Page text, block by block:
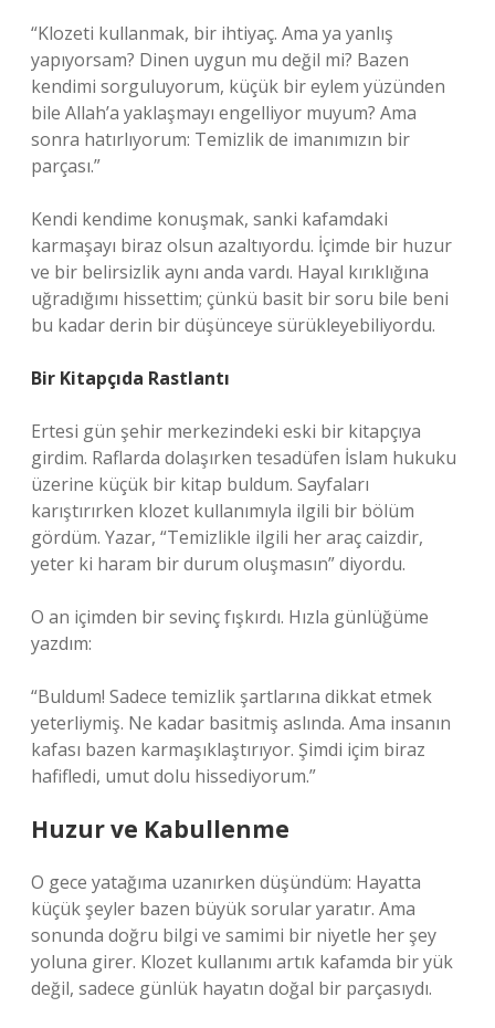
“Klozeti kullanmak, bir ihtiyaç. Ama ya yanlış
yapıyorsam? Dinen uygun mu değil mi? Bazen
kendimi sorguluyorum, küçük bir eylem yüzünden
bile Allah’a yaklaşmayı engelliyor muyum? Ama
sonra hatırlıyorum: Temizlik de imanımızın bir
parçası.”
Kendi kendime konuşmak, sanki kafamdaki
karmaşayı biraz olsun azaltıyordu. İçimde bir huzur
ve bir belirsizlik aynı anda vardı. Hayal kırıklığına
uğradığımı hissettim; çünkü basit bir soru bile beni
bu kadar derin bir düşünceye sürükleyebiliyordu.
Bir Kitapçıda Rastlantı
Ertesi gün şehir merkezindeki eski bir kitapçıya
girdim. Raflarda dolaşırken tesadüfen İslam hukuku
üzerine küçük bir kitap buldum. Sayfaları
karıştırırken klozet kullanımıyla ilgili bir bölüm
gördüm. Yazar, “Temizlikle ilgili her araç caizdir,
yeter ki haram bir durum oluşmasın” diyordu.
O an içimden bir sevinç fışkırdı. Hızla günlüğüme
yazdım:
“Buldum! Sadece temizlik şartlarına dikkat etmek
yeterliymiş. Ne kadar basitmiş aslında. Ama insanın
kafası bazen karmaşıklaştırıyor. Şimdi içim biraz
hafifledi, umut dolu hissediyorum.”
Huzur ve Kabullenme
O gece yatağıma uzanırken düşündüm: Hayatta
küçük şeyler bazen büyük sorular yaratır. Ama
sonunda doğru bilgi ve samimi bir niyetle her şey
yoluna girer. Klozet kullanımı artık kafamda bir yük
değil, sadece günlük hayatın doğal bir parçasıydı.